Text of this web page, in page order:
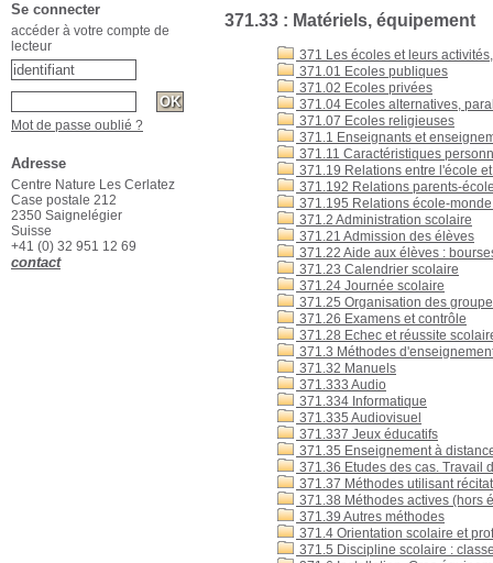
371.33 : Matériels, équipement
371 Les écoles et leurs
371.01 Ecoles publiques
371.02 Ecoles privées
371.04 Ecoles alternatives,
371.07 Ecoles religieuses
371.1 Enseignants et
371.11 Caractéristiques
371.19 Relations entre l'école
371.192 Relations parents-
371.195 Relations école-
371.2 Administration scolaire
371.21 Admission des élèves
371.22 Aide aux élèves :
371.23 Calendrier scolaire
371.24 Journée scolaire
371.25 Organisation des
371.26 Examens et contrôle
371.28 Echec et réussite
371.3 Méthodes
371.32 Manuels
371.333 Audio
371.334 Informatique
371.335 Audiovisuel
371.337 Jeux éducatifs
371.35 Enseignement à
371.36 Etudes des cas. Travail
371.37 Méthodes utilisant
371.38 Méthodes actives (hors
371.39 Autres méthodes
371.4 Orientation scolaire et
371.5 Discipline scolaire :
Se connecter
accéder à votre compte de
lecteur
Mot de passe oublié ?
Adresse
Centre Nature Les Cerlatez
Case postale 212
2350 Saignelégier
Suisse
+41 (0) 32 951 12 69
contact